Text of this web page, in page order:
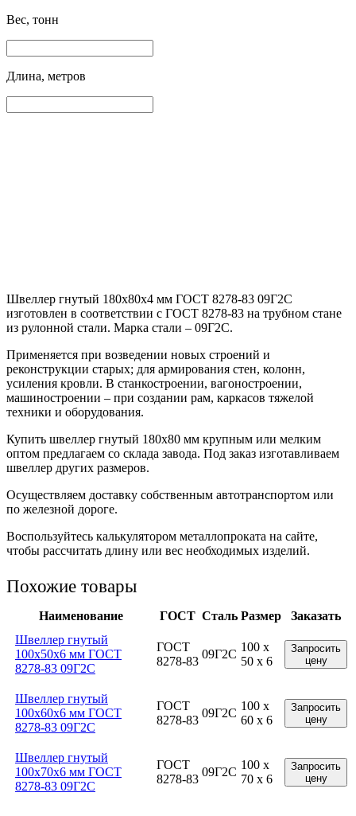
Вес, тонн
Длина, метров
Швеллер гнутый 180x80x4 мм ГОСТ 8278-83 09Г2С
изготовлен в соответствии с ГОСТ 8278-83 на трубном стане
из рулонной стали. Марка стали – 09Г2С.
Применяется при возведении новых строений и
реконструкции старых; для армирования стен, колонн,
усиления кровли. В станкостроении, вагоностроении,
машиностроении – при создании рам, каркасов тяжелой
техники и оборудования.
Купить швеллер гнутый 180х80 мм крупным или мелким
оптом предлагаем со склада завода. Под заказ изготавливаем
швеллер других размеров.
Осуществляем доставку собственным автотранспортом или
по железной дороге.
Воспользуйтесь калькулятором металлопроката на сайте,
чтобы рассчитать длину или вес необходимых изделий.
Похожие товары
Наименование ГОСТ Сталь Размер
Заказать
Швеллер гнутый
100x50x6 мм ГОСТ
8278-83 09Г2С
ГОСТ
8278-83
09Г2С
100 x
50 x 6
Запросить
цену
Швеллер гнутый
100x60x6 мм ГОСТ
8278-83 09Г2С
ГОСТ
8278-83
09Г2С
100 x
60 x 6
Запросить
цену
Швеллер гнутый
100x70x6 мм ГОСТ
8278-83 09Г2С
ГОСТ
8278-83
09Г2С
100 x
70 x 6
Запросить
цену